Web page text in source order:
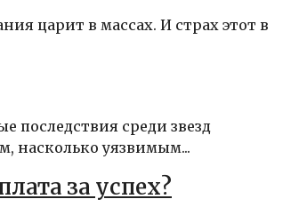
царит в массах. И страх этот в
последствия среди звезд
насколько уязвимым...
за успех?